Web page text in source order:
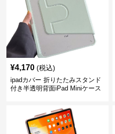
¥4,170 (税込)
ipadカバー 折りたたみスタンド
付き半透明背面iPad Miniケース